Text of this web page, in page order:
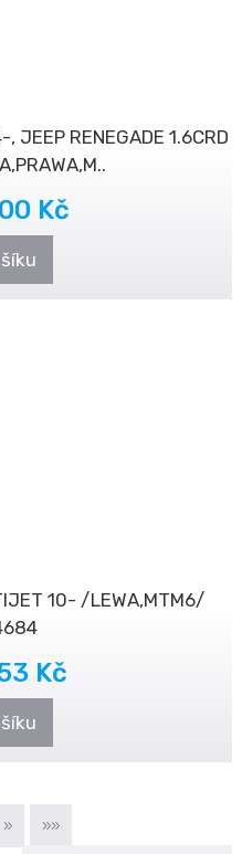
JEEP RENEGADE 1.6CRD
Kč
10- /LEWA,MTM6/
Kč
» »»